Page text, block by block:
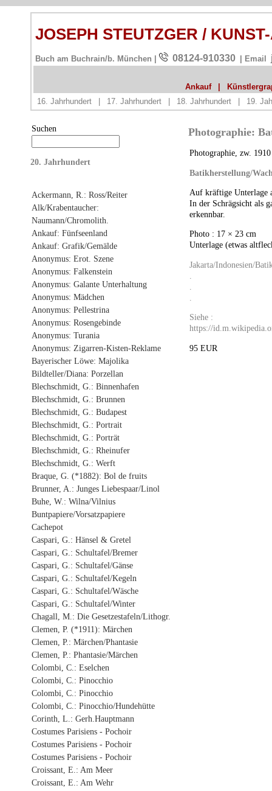
JOSEPH STEUTZGER /
Buch am Buchrain/b. München | 08124-910330 | Email
Ankauf
16. Jahrhundert
17. Jahrhundert 18. Jahrhundert 19.
Suchen
20. Jahrhundert
Ackermann, R.: Ross/Reiter
Alk/Krabentaucher:
Naumann/Chromolith.
Ankauf: Fünfseenland
Ankauf: Grafik/Gemälde
Anonymus: Erot. Szene
Anonymus: Falkenstein
Anonymus: Galante Unterhaltung
Anonymus: Mädchen
Anonymus: Pellestrina
Anonymus: Rosengebinde
Anonymus: Turania
Anonymus: Zigarren-Kisten-Reklame
Bayerischer Löwe: Majolika
Bildteller/Diana: Porzellan
Blechschmidt, G.: Binnenhafen
Blechschmidt, G.: Brunnen
Blechschmidt, G.: Budapest
Blechschmidt, G.: Portrait
Blechschmidt, G.: Porträt
Blechschmidt, G.: Rheinufer
Blechschmidt, G.: Werft
Braque, G. (*1882): Bol de fruits
Brunner, A.: Junges Liebespaar/Linol
Buhe, W.: Wilna/Vilnius
Buntpapiere/Vorsatzpapiere
Cachepot
Caspari, G.: Hänsel & Gretel
Caspari, G.: Schultafel/Bremer
Caspari, G.: Schultafel/Gänse
Caspari, G.: Schultafel/Kegeln
Caspari, G.: Schultafel/Wäsche
Caspari, G.: Schultafel/Winter
Chagall, M.: Die Gesetzestafeln/Lithogr.
Clemen, P. (*1911): Märchen
Clemen, P.: Märchen/Phantasie
Clemen, P.: Phantasie/Märchen
Colombi, C.: Eselchen
Colombi, C.: Pinocchio
Colombi, C.: Pinocchio
Colombi, C.: Pinocchio/Hundehütte
Corinth, L.: Gerh.Hauptmann
Costumes Parisiens - Pochoir
Costumes Parisiens - Pochoir
Costumes Parisiens - Pochoir
Croissant, E.: Am Meer
Croissant, E.: Am Wehr
Photographie:
Photographie, zw.
Batikherstellung/
Auf kräftige Unterlage
In der Schrägsicht als
erkennbar.
Photo : 17 × 23 cm
Unterlage (etwas
Jakarta/Indonesien/
Siehe :
https://
95 EUR